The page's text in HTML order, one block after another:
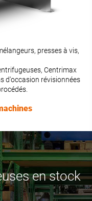
presses à vis,
Centrimax
d'occasion révisionnées
en stock